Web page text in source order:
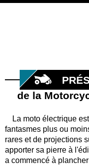
de la
La moto électrique
fantasmes plus ou
rares et de projections
apporter sa pierre à
a commencé à